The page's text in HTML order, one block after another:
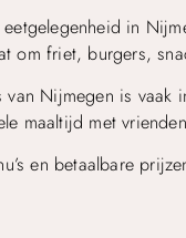
in
om friet, burgers,
van Nijmegen is
maaltijd met
en betaalbare